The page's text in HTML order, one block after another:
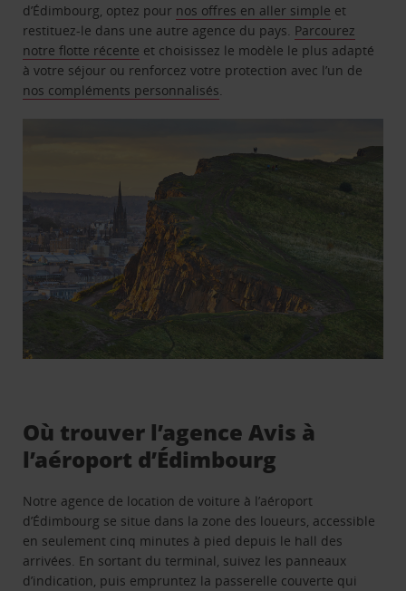
d’Édimbourg, optez pour nos offres en aller simple et
restituez-le dans une autre agence du pays. Parcourez
notre flotte récente et choisissez le modèle le plus adapté
à votre séjour ou renforcez votre protection avec l’un de
nos compléments personnalisés
Où trouver l’agence Avis à
l’aéroport d’Édimbourg
Notre agence de location de voiture à l’aéroport
d’Édimbourg se situe dans la zone des loueurs, accessible
en seulement cinq minutes à pied depuis le hall des
arrivées. En sortant du terminal, suivez les panneaux
d’indication, puis empruntez la passerelle couverte qui